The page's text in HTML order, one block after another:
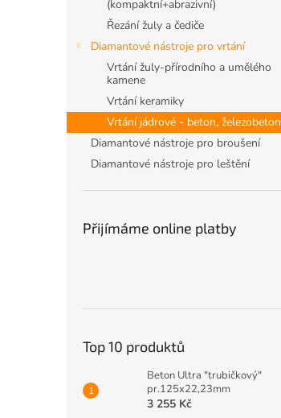
(kompaktní+abrazivní)
Řezání žuly a čediče
Diamantové nástroje pro vrtání
Vrtání žuly-přírodního a umělého
kamene
Vrtání keramiky
Vrtání jádrové - beton, železobeton
Diamantové nástroje pro broušení
Diamantové nástroje pro leštění
Přijímáme online platby
Top 10 produktů
Beton Ultra "trubičkový"
pr.125x22,23mm
3 255 Kč